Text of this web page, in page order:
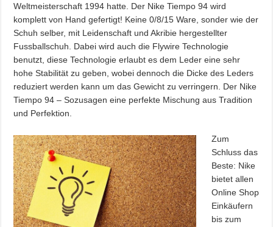
Weltmeisterschaft 1994 hatte. Der Nike Tiempo 94 wird
komplett von Hand gefertigt! Keine 0/8/15 Ware, sonder wie der
Schuh selber, mit Leidenschaft und Akribie hergestellter
Fussballschuh. Dabei wird auch die Flywire Technologie
benutzt, diese Technologie erlaubt es dem Leder eine sehr
hohe Stabilität zu geben, wobei dennoch die Dicke des Leders
reduziert werden kann um das Gewicht zu verringern. Der Nike
Tiempo 94 – Sozusagen eine perfekte Mischung aus Tradition
und Perfektion.
Zum
Schluss das
Beste: Nike
bietet allen
Online Shop
Einkäufern
bis zum